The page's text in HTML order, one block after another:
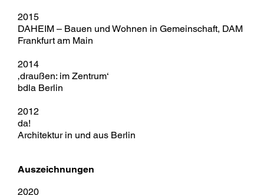
2015
DAHEIM – Bauen und Wohnen in Gemeinschaft, DAM
Frankfurt am Main
2014
‚draußen: im Zentrum‘
bdla Berlin
2012
da!
Architektur in und aus Berlin
Auszeichnungen
2020